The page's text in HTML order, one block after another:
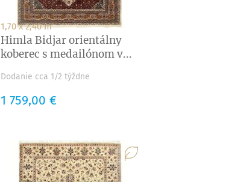
1,70 x 2,40 m
Himla Bidjar orientálny
koberec s medailónom v...
Dodanie cca 1/2 týždne
Cena
1 759,00 €